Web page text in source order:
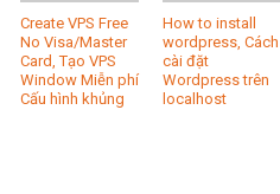
Create VPS Free
No Visa/Master
Card, Tạo VPS
Window Miễn phí
Cấu hình khủng
How to install
wordpress, Cách
cài đặt
Wordpress trên
localhost